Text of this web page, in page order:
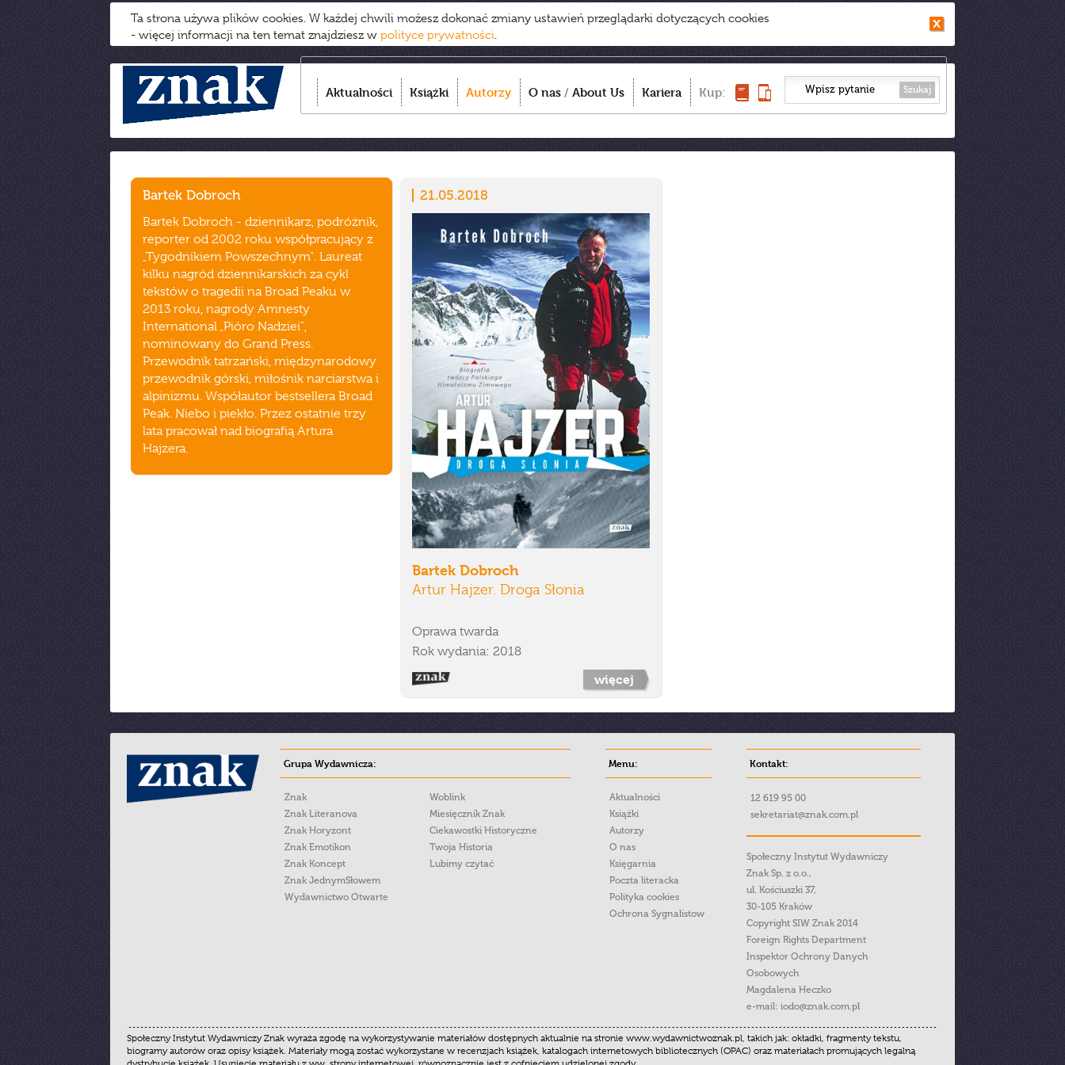
Ta strona używa plików cookies. W każdej chwili możesz dokonać zmiany ustawień przeglądarki dotyczących cookies
- więcej informacji na ten temat znajdziesz w polityce prywatności.
Aktualności Książki Autorzy O nas / About Us Kariera Kup: Szukaj
Bartek Dobroch
Bartek Dobroch - dziennikarz, podróżnik,
reporter od 2002 roku współpracujący z
„Tygodnikiem Powszechnym". Laureat
kilku nagród dziennikarskich za cykl
tekstów o tragedii na Broad Peaku w
2013 roku, nagrody Amnesty
International „Pióro Nadziei",
nominowany do Grand Press.
Przewodnik tatrzański, międzynarodowy
przewodnik górski, miłośnik narciarstwa i
alpinizmu. Współautor bestsellera Broad
Peak. Niebo i piekło. Przez ostatnie trzy
lata pracował nad biografią Artura
Hajzera.
21.05.2018
Bartek Dobroch
Artur Hajzer. Droga Słonia
Oprawa twarda
Rok wydania: 2018
więcej
Grupa Wydawnicza:
Znak
Znak Literanova
Znak Horyzont
Znak Emotikon
Znak Koncept
Znak JednymSłowem
Wydawnictwo Otwarte
Woblink
Miesięcznik Znak
Ciekawostki Historyczne
Twoja Historia
Lubimy czytać
Menu:
Aktualności
Książki
Autorzy
O nas
Księgarnia
Poczta literacka
Polityka cookies
Ochrona Sygnalistow
Kontakt:
12 619 95 00
sekretariat@znak.com.pl
Społeczny Instytut Wydawniczy
Znak Sp. z o.o.,
ul. Kościuszki 37,
30-105 Kraków
Copyright SIW Znak 2014
Foreign Rights Department
Inspektor Ochrony Danych
Osobowych
Magdalena Heczko
e-mail: iodo@znak.com.pl
Społeczny Instytut Wydawniczy Znak wyraża zgodę na wykorzystywanie materiałów dostępnych aktualnie na stronie www.wydawnictwoznak.pl, takich jak: okładki, fragmenty tekstu,
biogramy autorów oraz opisy książek. Materiały mogą zostać wykorzystane w recenzjach książek, katalogach internetowych bibliotecznych (OPAC) oraz materiałach promujących legalną